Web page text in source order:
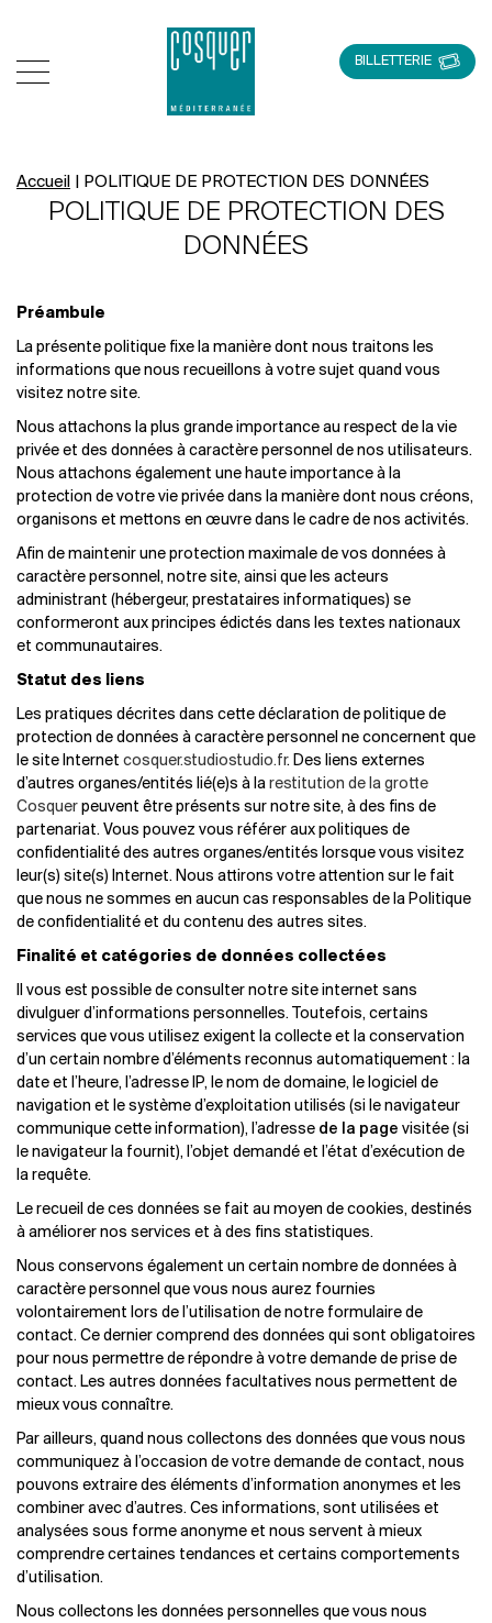
BILLETTERIE
Accueil POLITIQUE DE PROTECTION DES DONNÉES
POLITIQUE DE PROTECTION DES
DONNÉES
Préambule
La présente politique fixe la manière dont nous traitons les
informations que nous recueillons à votre sujet quand vous
visitez notre site.
Nous attachons la plus grande importance au respect de la vie
privée et des données à caractère personnel de nos utilisateurs.
Nous attachons également une haute importance à la
protection de votre vie privée dans la manière dont nous créons,
organisons et mettons en œuvre dans le cadre de nos activités.
Afin de maintenir une protection maximale de vos données à
caractère personnel, notre site, ainsi que les acteurs
administrant (hébergeur, prestataires informatiques) se
conformeront aux principes édictés dans les textes nationaux
et communautaires.
Statut des liens
Les pratiques décrites dans cette déclaration de politique de
protection de données à caractère personnel ne concernent que
le site Internet cosquer.studiostudio.fr. Des liens externes
d’autres organes/entités lié(e)s à la restitution de la grotte
Cosquer peuvent être présents sur notre site, à des fins de
partenariat. Vous pouvez vous référer aux politiques de
confidentialité des autres organes/entités lorsque vous visitez
leur(s) site(s) Internet. Nous attirons votre attention sur le fait
que nous ne sommes en aucun cas responsables de la Politique
de confidentialité et du contenu des autres sites.
Finalité et catégories de données collectées
Il vous est possible de consulter notre site internet sans
divulguer d’informations personnelles. Toutefois, certains
services que vous utilisez exigent la collecte et la conservation
d’un certain nombre d’éléments reconnus automatiquement : la
date et l’heure, l’adresse IP, le nom de domaine, le logiciel de
navigation et le système d’exploitation utilisés (si le navigateur
communique cette information), l’adresse de la page visitée (si
le navigateur la fournit), l’objet demandé et l’état d’exécution de
la requête.
Le recueil de ces données se fait au moyen de cookies, destinés
à améliorer nos services et à des fins statistiques.
Nous conservons également un certain nombre de données à
caractère personnel que vous nous aurez fournies
volontairement lors de l’utilisation de notre formulaire de
contact. Ce dernier comprend des données qui sont obligatoires
pour nous permettre de répondre à votre demande de prise de
contact. Les autres données facultatives nous permettent de
mieux vous connaître.
Par ailleurs, quand nous collectons des données que vous nous
communiquez à l’occasion de votre demande de contact, nous
pouvons extraire des éléments d’information anonymes et les
combiner avec d’autres. Ces informations, sont utilisées et
analysées sous forme anonyme et nous servent à mieux
comprendre certaines tendances et certains comportements
d’utilisation.
Nous collectons les données personnelles que vous nous